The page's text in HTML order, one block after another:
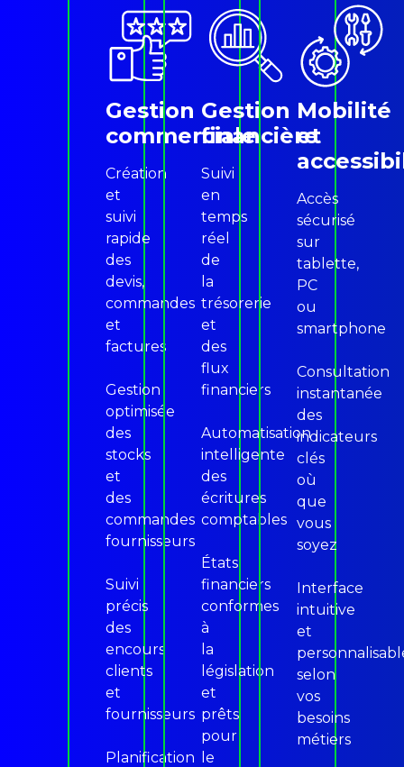
Gestion
commerciale
Création
et
suivi
rapide
des
devis,
commandes
et
factures
Gestion
optimisée
des
stocks
et
des
commandes
fournisseurs
Suivi
précis
des
encours
clients
et
fournisseurs
Planification
Gestion
financière
Suivi
en
temps
réel
de
la
trésorerie
et
des
flux
financiers
Automatisation
intelligente
des
écritures
comptables
États
financiers
conformes
à
la
législation
et
prêts
pour
le
Mobilité
et
Accès
sécurisé
sur
tablette,
PC
ou
smartphone
Consultation
instantanée
des
indicateurs
clés
où
que
vous
soyez
Interface
intuitive
et
selon
vos
besoins
métiers